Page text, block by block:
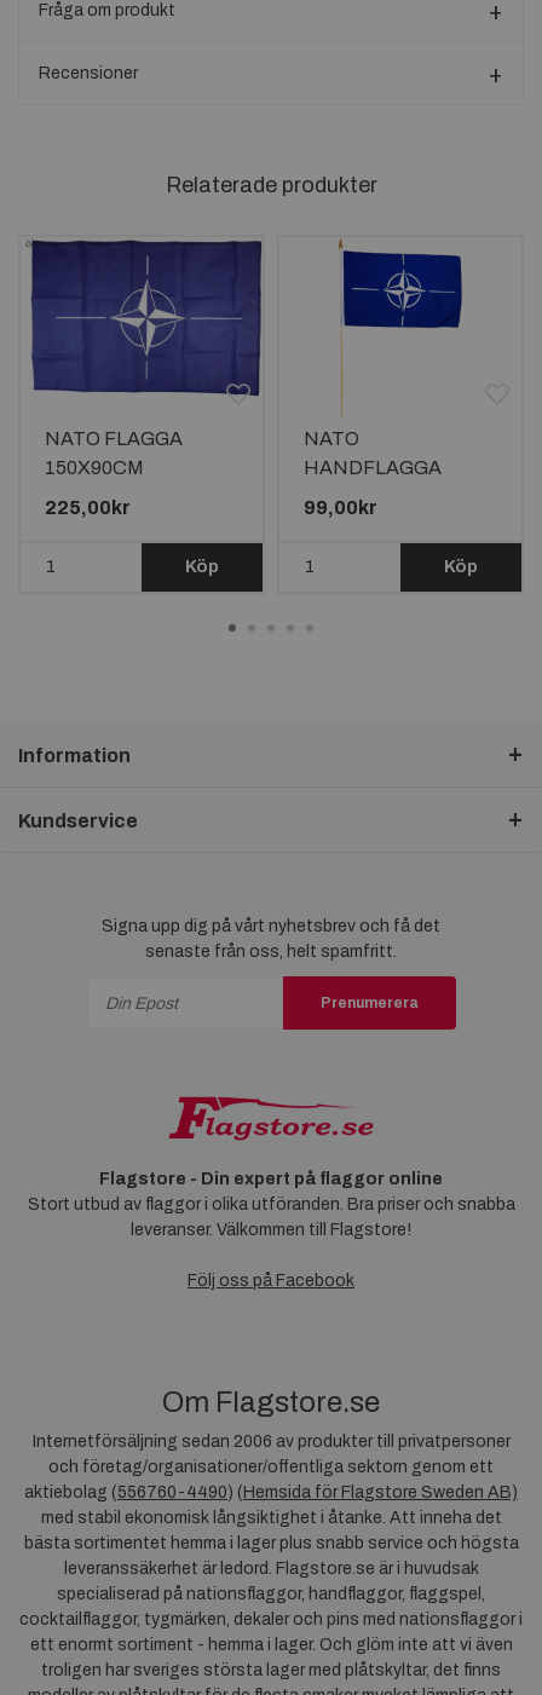
Fråga om produkt
Recensioner
Relaterade produkter
NATO FLAGGA
150X90CM
225,00kr
Köp
NATO
HANDFLAGGA
45X30CM
99,00kr
Köp
Information
Kundservice
Signa upp dig på vårt nyhetsbrev och få det
senaste från oss, helt spamfritt.
Prenumerera
Flagstore - Din expert på flaggor online
Stort utbud av flaggor i olika utföranden. Bra priser och snabba
leveranser. Välkommen till Flagstore!
Följ oss på Facebook
Om Flagstore.se
Internetförsäljning sedan 2006 av produkter till privatpersoner
och företag/organisationer/offentliga sektorn genom ett
aktiebolag (556760-4490) ( Hemsida för Flagstore Sweden AB)
med stabil ekonomisk långsiktighet i åtanke. Att inneha det
bästa sortimentet hemma i lager plus snabb service och högsta
leveranssäkerhet är ledord. Flagstore.se är i huvudsak
specialiserad på nationsflaggor, handflaggor, flaggspel,
cocktailflaggor, tygmärken, dekaler och pins med nationsflaggor i
ett enormt sortiment - hemma i lager. Och glöm inte att vi även
troligen har sveriges största lager med plåtskyltar, det finns